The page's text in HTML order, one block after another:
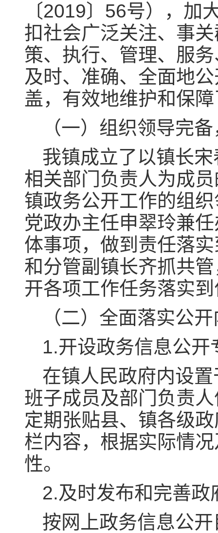
〔2019〕56号），加
扣社会广泛关注、事
策、执行、管理、服
及时、准确、全面地
盖，有效地维护和保
（一）组织领导完
我镇成立了以镇长
相关部门负责人为成
镇政务公开工作的组
党政办主任申翠玲兼
体事项，做到责任落
和分管副镇长齐抓共
开各项工作任务落实
（二）全面落实公
1.开设政务信息公开
在镇人民政府内设
班子成员及部门负责
定期张贴县、镇各级
栏内容，根据实际情
性。
2.及时发布和完善
按网上政务信息公